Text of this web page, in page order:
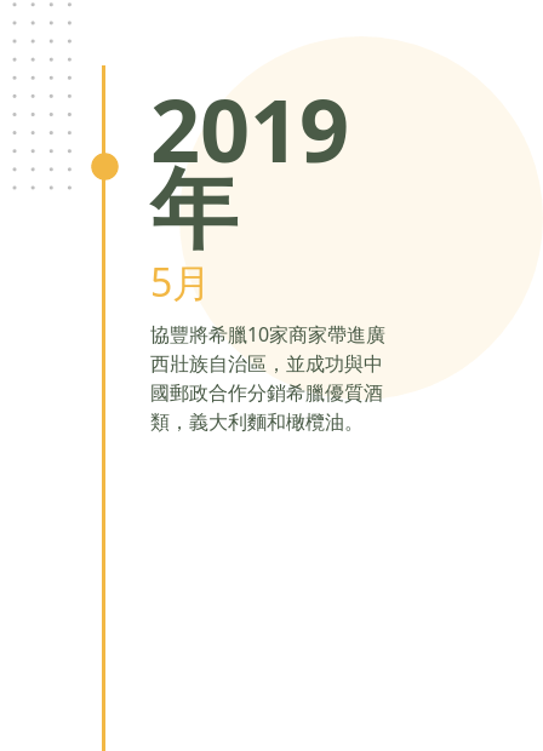
2019
年
5月
協豐將希臘10家商家帶進廣
西壯族自治區，並成功與中
國郵政合作分銷希臘優質酒
類，義大利麵和橄欖油。